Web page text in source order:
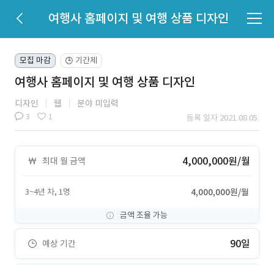
여행사 홈페이지 및 여행 상품 디자인
모집 마감 🕒 기간제
여행사 홈페이지 및 여행 상품 디자인
디자인 웹 분야 미입력
3 1 등록 일자 2021.08.05.
최대 월 금액 4,000,000원/월
3~4년 차, 1명 4,000,000원/월
금액 조율 가능
예상 기간 90일